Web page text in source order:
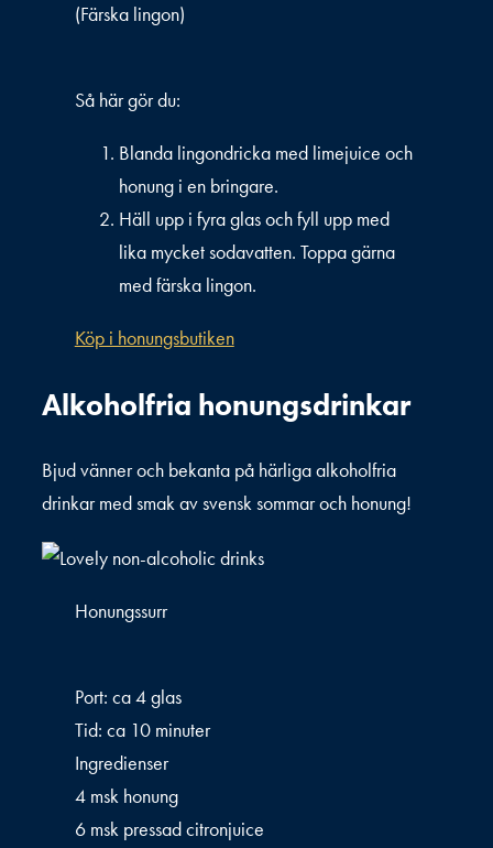
(Färska lingon)
Så här gör du:
Blanda lingondricka med limejuice och
honung i en bringare.
Häll upp i fyra glas och fyll upp med
lika mycket sodavatten. Toppa gärna
med färska lingon.
Köp i honungsbutiken
Alkoholfria honungsdrinkar
Bjud vänner och bekanta på härliga alkoholfria
drinkar med smak av svensk sommar och honung!
Honungssurr
Port: ca 4 glas
Tid: ca 10 minuter
Ingredienser
4 msk honung
6 msk pressad citronjuice